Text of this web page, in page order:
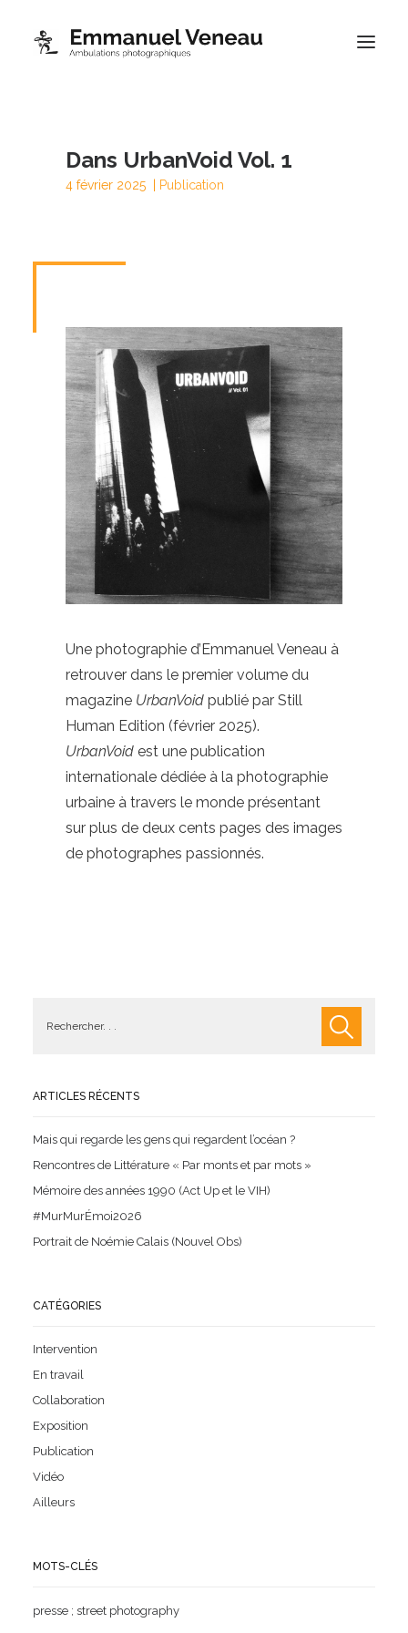
Thématiques
Dans UrbanVoid Vol. 1
4 février 2025 | Publication
Une photographie d’Emmanuel Veneau à
retrouver dans le premier volume du
magazine UrbanVoid publié par Still
Human Edition (février 2025).
UrbanVoid est une publication
internationale dédiée à la photographie
urbaine à travers le monde présentant
sur plus de deux cents pages des images
de photographes passionnés.
ARTICLES RÉCENTS
Mais qui regarde les gens qui regardent l’océan ?
Rencontres de Littérature « Par monts et par mots »
Mémoire des années 1990 (Act Up et le VIH)
#MurMurÉmoi2026
Portrait de Noémie Calais (Nouvel Obs)
CATÉGORIES
Intervention
En travail
Collaboration
Exposition
Publication
Vidéo
Ailleurs
MOTS-CLÉS
presse ; street photography